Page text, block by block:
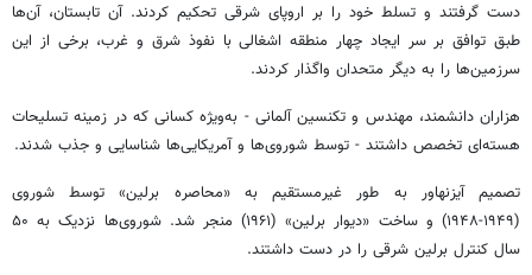
دست گرفتند و تسلط خود را بر اروپای شرقی تحکیم کردند. آن تابستان، آن‌ها
طبق توافق بر سر ایجاد چهار منطقه اشغالی با نفوذ شرق و غرب، برخی از این
سرزمین‌ها را به دیگر متحدان واگذار کردند.
هزاران دانشمند، مهندس و تکنسین آلمانی - به‌ویژه کسانی که در زمینه تسلیحات
هسته‌ای تخصص داشتند - توسط شوروی‌ها و آمریکایی‌ها شناسایی و جذب شدند.
تصمیم آیزنهاور به ‌طور غیرمستقیم به «محاصره برلین» توسط شوروی
(۱۹۴۹-۱۹۴۸) و ساخت «دیوار برلین» (۱۹۶۱) منجر شد. شوروی‌ها نزدیک به ۵۰
سال کنترل برلین شرقی را در دست داشتند.